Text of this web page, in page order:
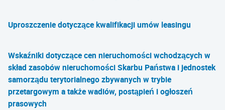
Uproszczenie dotyczące kwalifikacji umów leasingu
Wskaźniki dotyczące cen nieruchomości wchodzących w
skład zasobów nieruchomości Skarbu Państwa i jednostek
samorządu terytorialnego zbywanych w trybie
przetargowym a także wadiów, postąpień i ogłoszeń
prasowych